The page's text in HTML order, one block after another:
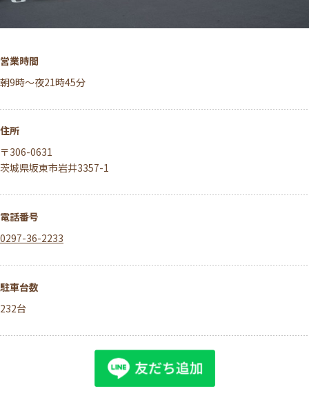
営業時間
朝9時～夜21時45分
住所
〒306-0631
茨城県坂東市岩井3357-1
電話番号
0297-36-2233
駐車台数
232台